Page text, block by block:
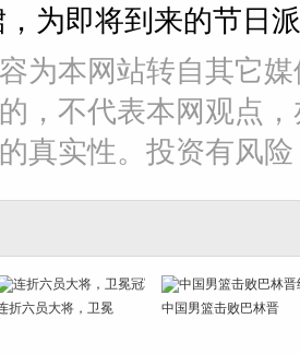
为即将到来的节日
为本网站转自其它
，不代表本网观点
真实性。投资有风
折六员大将，卫冕 中国男篮击败巴林晋